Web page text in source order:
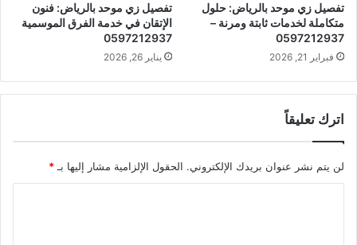
تفصيل زي موحد بالرياض: حلول
متكاملة لخدمات ثابتة ومرنة –
0597212937
فبراير 21, 2026
تفصيل زي موحد بالرياض: فنون
الإتقان في خدمة الفرق الموسمية
0597212937
يناير 26, 2026
اترك تعليقاً
لن يتم نشر عنوان بريدك الإلكتروني. الحقول الإلزامية مشار إليها بـ *